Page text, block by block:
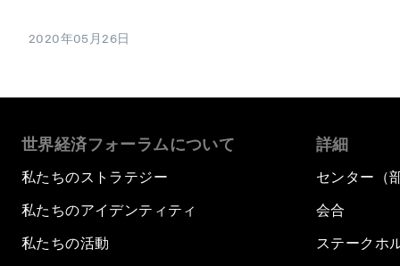
2020年05月26日
世界経済フォーラムについて
私たちのストラテジー
私たちのアイデンティティ
私たちの活動
詳細
センター（
会合
ステークホ